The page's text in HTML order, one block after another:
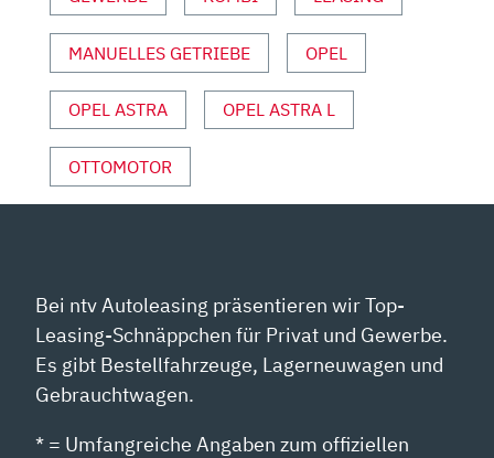
SPORT“
VON
ANZEIGEN
MANUELLES GETRIEBE OPEL
OPEL ASTRA OPEL ASTRA L
OTTOMOTOR
Bei ntv Autoleasing präsentieren wir Top-
Leasing-Schnäppchen für Privat und Gewerbe.
Es gibt Bestellfahrzeuge, Lagerneuwagen und
Gebrauchtwagen.
* = Umfangreiche Angaben zum offiziellen